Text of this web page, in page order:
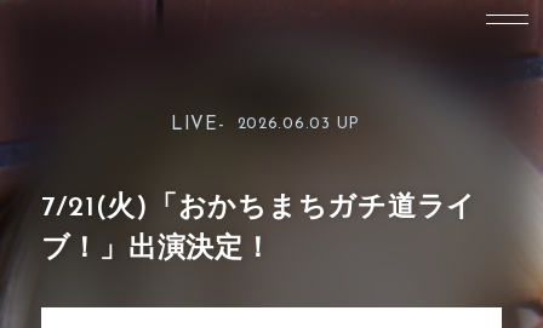
LIVE- 2026.06.03 UP
7/21(火)「おかちまちガチ道ライ
ブ！」出演決定！